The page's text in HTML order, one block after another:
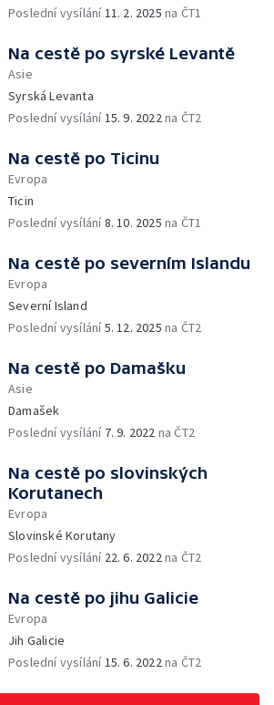
Poslední vysílání11. 2. 2025 na ČT1
Na cestě po syrské Levantě
Asie
Syrská Levanta
Poslední vysílání15. 9. 2022na ČT2
Na cestě po Ticinu
Evropa
Ticin
Poslední vysílání8. 10. 2025 na ČT1
Na cestě po severním Islandu
Evropa
Severní Island
Poslední vysílání5. 12. 2025 na ČT2
Na cestě po Damašku
Asie
Damašek
Poslední vysílání 7. 9. 2022 na ČT2
Na cestě po slovinských
Korutanech
Evropa
Slovinské Korutany
Poslední vysílání 22. 6. 2022na ČT2
Na cestě po jihu Galicie
Evropa
Jih Galicie
Poslední vysílání15. 6. 2022na ČT2